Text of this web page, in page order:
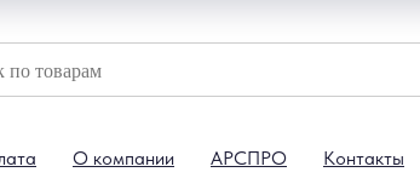
О компании АРСПРО Контакты